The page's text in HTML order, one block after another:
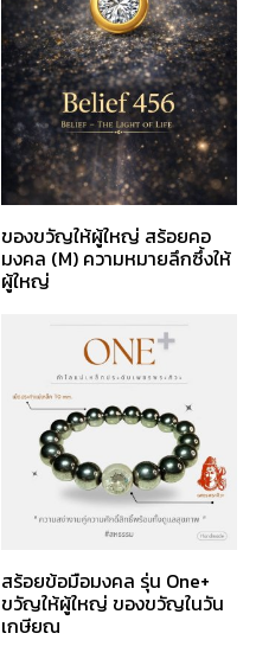
ของขวัญให้ผู้ใหญ่ สร้อยคอ
มงคล (M) ความหมายลึกซึ้งให้
ผู้ใหญ่
สร้อยข้อมือมงคล รุ่น One+
ขวัญให้ผู้ใหญ่ ของขวัญในวัน
เกษียณ